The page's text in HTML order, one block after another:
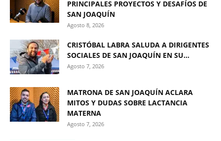
PRINCIPALES PROYECTOS Y DESAFÍOS DE
SAN JOAQUÍN
Agosto 8, 2026
CRISTÓBAL LABRA SALUDA A DIRIGENTES
SOCIALES DE SAN JOAQUÍN EN SU...
Agosto 7, 2026
MATRONA DE SAN JOAQUÍN ACLARA
MITOS Y DUDAS SOBRE LACTANCIA
MATERNA
Agosto 7, 2026